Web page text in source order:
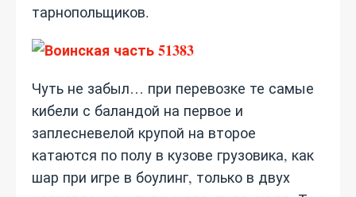
тарнопольщиков.
Чуть не забыл… при перевозке те самые
кибели с баландой на первое и
заплесневелой крупой на второе
катаются по полу в кузове грузовика, как
шар при игре в боулинг, только в двух